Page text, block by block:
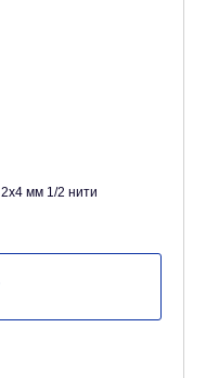
мм 1/2 нити